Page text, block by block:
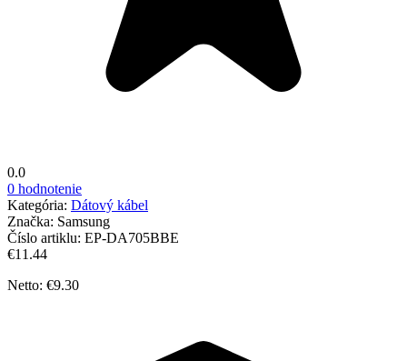
0.0
0 hodnotenie
Kategória: Dátový kábel
Značka: Samsung
Číslo artiklu: EP-DA705BBE
€11.44
Netto: €9.30